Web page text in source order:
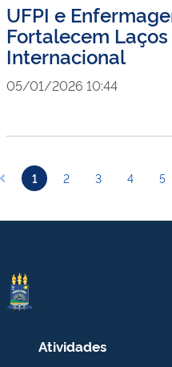
UFPI e
Fortalecem
Internacional
05/01/2026 10:44
1 2 3 4 5
Atividades